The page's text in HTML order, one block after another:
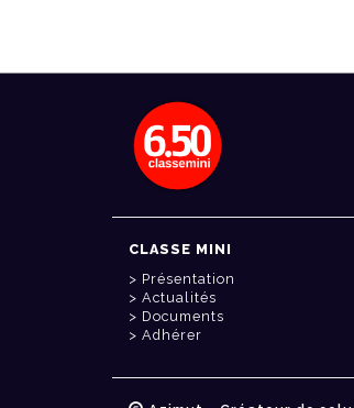
CLASSE MINI
Présentation
Actualités
Documents
Adhérer